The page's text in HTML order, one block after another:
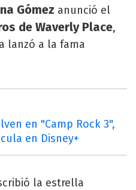
Gómez anunció el
de Waverly Place,
lanzó a la fama
en "Camp Rock 3",
en Disney+
la estrella